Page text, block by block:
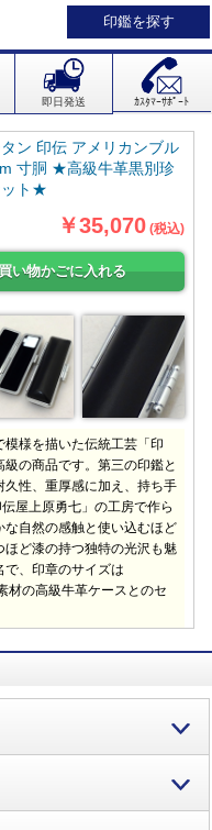
印鑑を探す
即日発送 ｶｽﾀﾏｰｻﾎﾟｰﾄ
ン 印伝 アメリカンブル
寸胴 ★高級牛革黒別珍
ット★
￥35,070 (税込)
様を描いた伝統工芸「印
の商品です。第三の印鑑と
久性、重厚感に加え、持ち手
屋上原勇七」の工房で作ら
自然の感触と使い込むほど
ど漆の持つ独特の光沢も魅
で、印章のサイズは
材の高級牛革ケースとのセ